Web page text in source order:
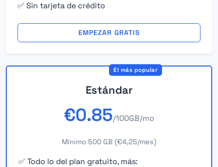
✅ Sin tarjeta de crédito
EMPEZAR GRATIS
El más popular
Estándar
€0.85/100GB/mo
Mínimo 500 GB (€4,25/mes)
✅ Todo lo del plan gratuito, más: